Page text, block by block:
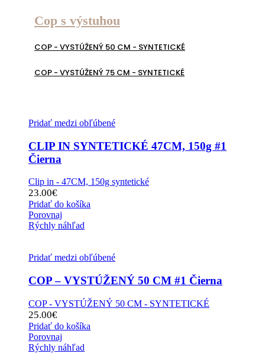
Cop s výstuhou
COP - VYSTÚŽENÝ 50 CM - SYNTETICKÉ
COP - VYSTÚŽENÝ 75 CM - SYNTETICKÉ
Pridať medzi obľúbené
CLIP IN SYNTETICKÉ 47CM, 150g #1
Čierna
Clip in - 47CM, 150g syntetické
23.00€
Pridať do košíka
Porovnaj
Rýchly náhľad
Pridať medzi obľúbené
COP – VYSTÚŽENÝ 50 CM #1 Čierna
COP - VYSTÚŽENÝ 50 CM - SYNTETICKÉ
25.00€
Pridať do košíka
Porovnaj
Rýchly náhľad